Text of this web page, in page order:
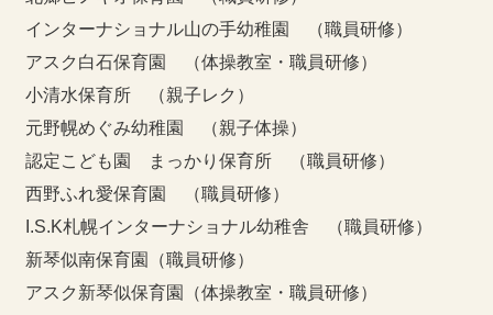
インターナショナル山の手幼稚園 （職員研修）
アスク白石保育園 （体操教室・職員研修）
小清水保育所 （親子レク）
元野幌めぐみ幼稚園 （親子体操）
認定こども園 まっかり保育所 （職員研修）
西野ふれ愛保育園 （職員研修）
I.S.K札幌インターナショナル幼稚舎 （職員研修）
新琴似南保育園（職員研修）
アスク新琴似保育園（体操教室・職員研修）